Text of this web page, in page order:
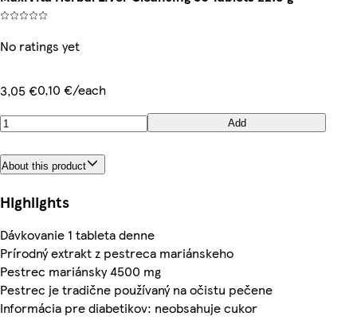
No ratings yet
3,05 €0,10 €/each
Add
About this product
Highlights
Dávkovanie 1 tableta denne
Prírodný extrakt z pestreca mariánskeho
Pestrec mariánsky 4500 mg
Pestrec je tradične používaný na očistu pečene
Informácia pre diabetikov: neobsahuje cukor